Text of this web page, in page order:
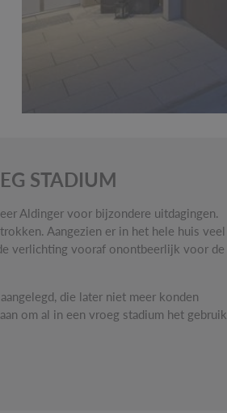
STADIUM
Aldinger voor bijzondere uitdagingen.
Aangezien er in het hele huis veel
verlichting vooraf onontbeerlijk voor de
die later niet meer konden
om al in een vroeg stadium het gebruik